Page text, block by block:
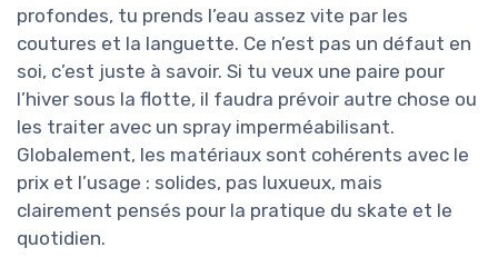
profondes, tu prends l’eau assez vite par les
coutures et la languette. Ce n’est pas un défaut en
soi, c’est juste à savoir. Si tu veux une paire pour
l’hiver sous la flotte, il faudra prévoir autre chose ou
les traiter avec un spray imperméabilisant.
Globalement, les matériaux sont cohérents avec le
prix et l’usage : solides, pas luxueux, mais
clairement pensés pour la pratique du skate et le
quotidien.